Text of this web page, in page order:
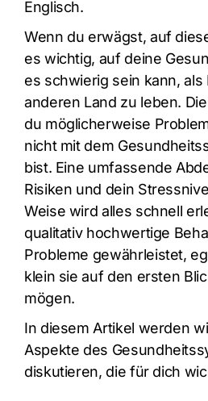
Englisch.
Wenn du erwägst, auf
es wichtig, auf deine
es schwierig sein kann, als
anderen Land zu leben.
du möglicherweise
nicht mit dem
bist. Eine umfassende
Risiken und dein
Weise wird alles schnell
qualitativ hochwertige
Probleme gewährleistet,
klein sie auf den ersten
mögen.
In diesem Artikel werden
Aspekte des
diskutieren, die für dich